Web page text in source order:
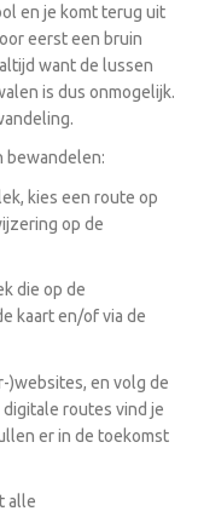
en je komt terug uit
eerst een bruin
want de lussen
is dus onmogelijk.
bewandelen:
kies een route op
op de
die op de
kaart en/of via de
)websites, en volg de
routes vind je
er in de toekomst
alle